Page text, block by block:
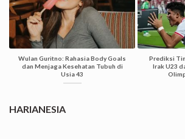
Wulan Guritno: Rahasia Body Goals
dan Menjaga Kesehatan Tubuh di
Usia 43
Prediksi
Irak U23
HARIANESIA